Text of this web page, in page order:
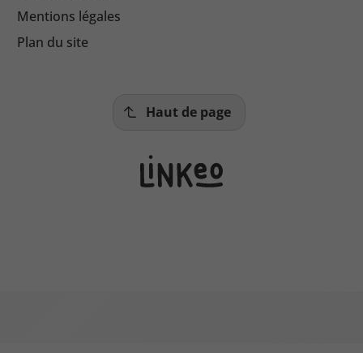
Mentions légales
Plan du site
Haut de page